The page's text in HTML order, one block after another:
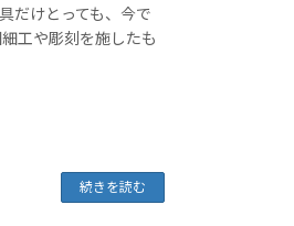
だけとっても、今で
工や彫刻を施したも
続きを読む